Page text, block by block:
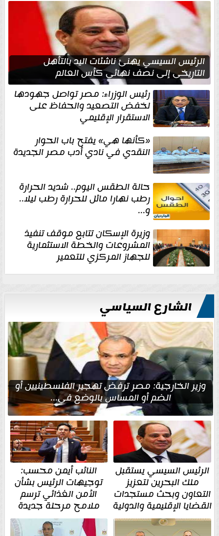
الرئيس السيسي يهنئ ناشئات اليد بالتأهل
التاريخي إلى نصف نهائي كأس العالم
رئيس الوزراء: مصر تواصل جهودها
لخفض التصعيد والحفاظ على
الاستقرار الإقليمي
«كأنها هي» يفتح باب الحوار
النقدي في نادي أدب مصر الجديدة
حالة الطقس اليوم.. شديد الحرارة
رطب نهارا مائل للحرارة رطب ليلا..
و...
وزيرة الإسكان تتابع موقف تنفيذ
المشروعات والخطة الاستثمارية
للجهاز المركزي للتعمير
الشارع السياسي
وزير الخارجية: مصر ترفض تهجير الفلسطينيين أو
الضم أو المساس بالوضع في...
الرئيس السيسي يستقبل
ملك البحرين لتعزيز
التعاون وبحث مستجدات
القضايا الإقليمية والدولية
النائب أيمن محسب:
توجيهات الرئيس بشأن
الأمن الغذائي ترسم
ملامح مرحلة جديدة